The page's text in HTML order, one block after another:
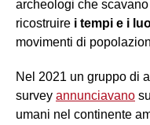
archeologi che
ricostruire i tempi e i
movimenti di
Nel 2021 un gruppo di
survey annunciavano su
umani nel continente